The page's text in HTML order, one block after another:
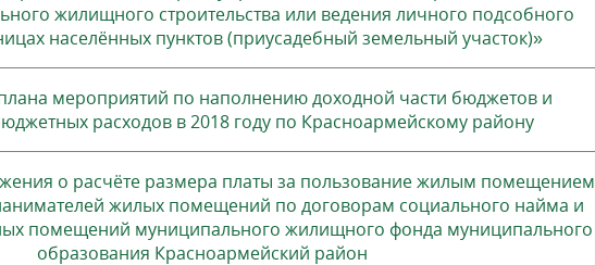
жилищного строительства или ведения личного подсобного
населённых пунктов (приусадебный земельный участок)»
мероприятий по наполнению доходной части бюджетов и
расходов в 2018 году по Красноармейскому району
о расчёте размера платы за пользование жилым помещением
жилых помещений по договорам социального найма и
помещений муниципального жилищного фонда муниципального
образования Красноармейский район